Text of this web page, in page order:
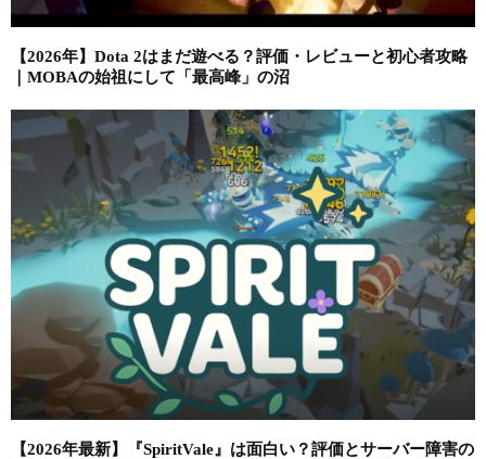
【2026年】Dota 2はまだ遊べる？評価・レビューと初心者攻略
｜MOBAの始祖にして「最高峰」の沼
【2026年最新】『SpiritVale』は面白い？評価とサーバー障害の